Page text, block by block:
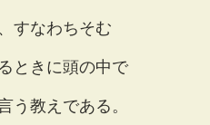
すなわちそむ
ときに頭の中で
教えである。